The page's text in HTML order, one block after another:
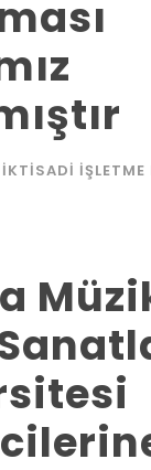
İKTISADI İŞLETME